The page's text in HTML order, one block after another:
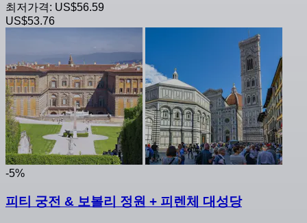
최저가격: US$56.59
US$53.76
-5%
피티 궁전 & 보볼리 정원 + 피렌체 대성당